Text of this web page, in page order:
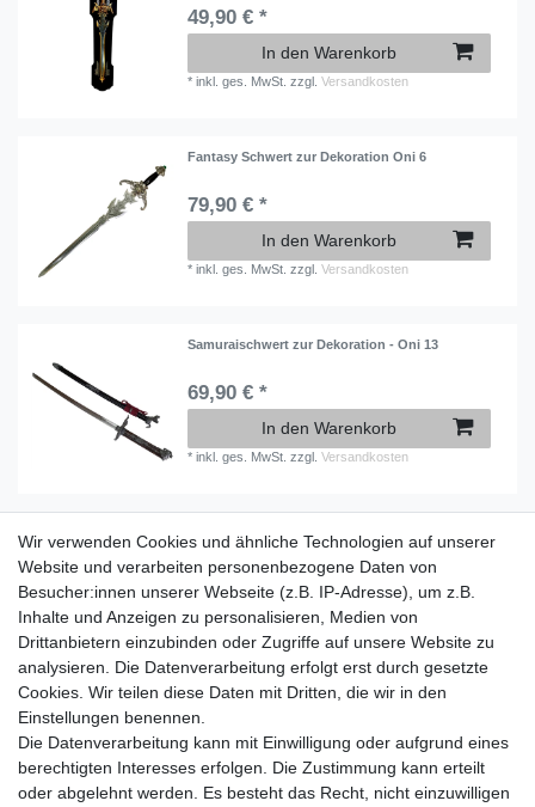
49,90 € *
In den Warenkorb
*inkl. ges. MwSt. zzgl.Versandkosten
Fantasy Schwert zur Dekoration Oni 6
79,90 € *
In den Warenkorb
*inkl. ges. MwSt. zzgl.Versandkosten
Samuraischwert zur Dekoration - Oni 13
69,90 € *
In den Warenkorb
*inkl. ges. MwSt. zzgl.Versandkosten
Information
Versand mit DHL weltweit
Kostenloser Versand ab 40 €
Lieferung an Paketstation
14 Tage Rückgaberecht
Wichtiges
Datenschutz
Impressum
Kontakt
Wir verwenden Cookies und ähnliche Technologien auf unserer
Website und verarbeiten personenbezogene Daten von
Besucher:innen unserer Webseite (z.B. IP-Adresse), um z.B.
Inhalte und Anzeigen zu personalisieren, Medien von
Drittanbietern einzubinden oder Zugriffe auf unsere Website zu
analysieren. Die Datenverarbeitung erfolgt erst durch gesetzte
Cookies. Wir teilen diese Daten mit Dritten, die wir in den
Einstellungen benennen.
Die Datenverarbeitung kann mit Einwilligung oder aufgrund eines
berechtigten Interesses erfolgen. Die Zustimmung kann erteilt
oder abgelehnt werden. Es besteht das Recht, nicht einzuwilligen